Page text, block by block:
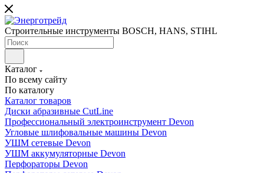
Строительные инструменты BOSCH, HANS, STIHL
Каталог
По всему сайту
По каталогу
Каталог товаров
Диски абразивные CutLine
Профессиональный электроинструмент Devon
Угловые шлифовальные машины Devon
УШМ сетевые Devon
УШМ аккумуляторные Devon
Перфораторы Devon